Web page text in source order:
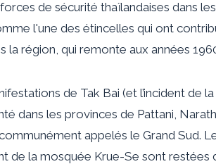
de sécurité thaïlandaises dans
l'une des étincelles qui ont
la région, qui remonte aux années
de Tak Bai (et l’incident de
dans les provinces de Pattani,
appelés le Grand Sud.
de la mosquée Krue-Se sont restées